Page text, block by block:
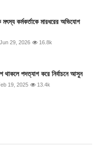
কর্মকর্তাকে মারধরের অভিযোগ
Jun 29, 2026 16.8k
থাকলে পদত্যাগ করে নির্বাচনে আসুন
19, 2025 13.4k